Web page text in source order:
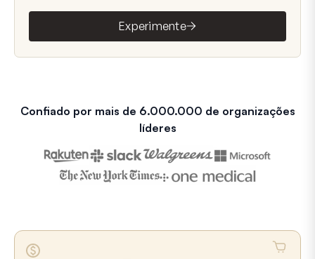
Experimente
Confiado por mais de 6.000.000 de organizações
líderes